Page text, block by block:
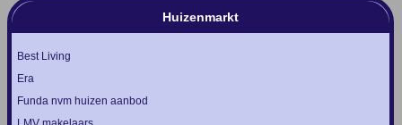
Huizenmarkt
Best Living
Era
Funda nvm huizen aanbod